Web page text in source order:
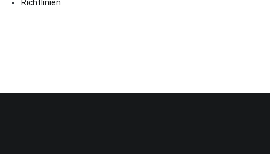
Richtlinien